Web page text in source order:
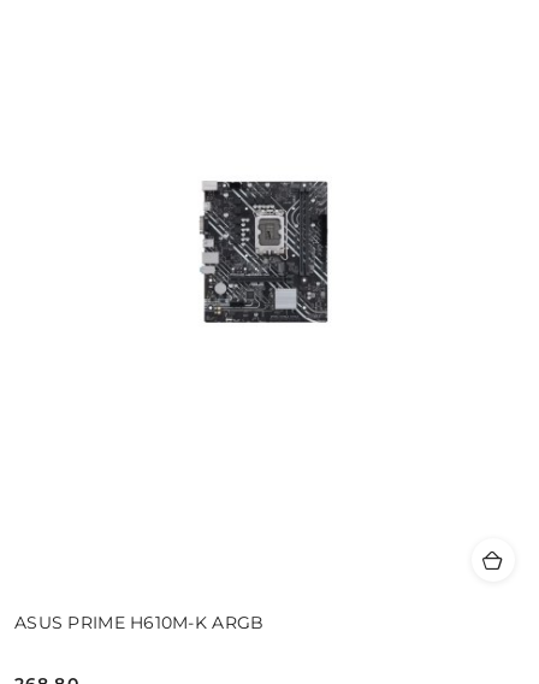
ASUS PRIME H610M-K ARGB